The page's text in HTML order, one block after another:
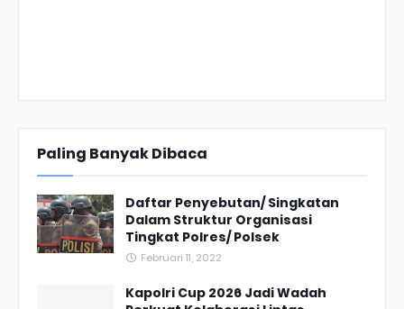
Paling Banyak Dibaca
Daftar Penyebutan/ Singkatan
Dalam Struktur Organisasi
Tingkat Polres/ Polsek
Februari 11, 2022
Kapolri Cup 2026 Jadi Wadah